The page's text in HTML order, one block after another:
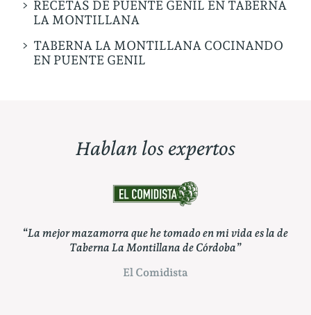
RECETAS DE PUENTE GENIL EN TABERNA
LA MONTILLANA
TABERNA LA MONTILLANA COCINANDO
EN PUENTE GENIL
Hablan los expertos
mejor mazamorra que he tomado en mi vida es la de
Taberna La Montillana de Córdoba”
El Comidista